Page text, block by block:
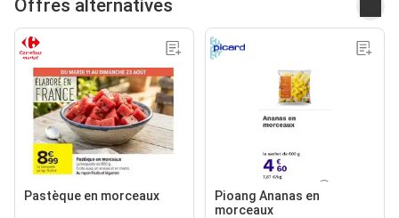
Offres alternatives
Pastèque en morceaux
Pioang Ananas en
morceaux